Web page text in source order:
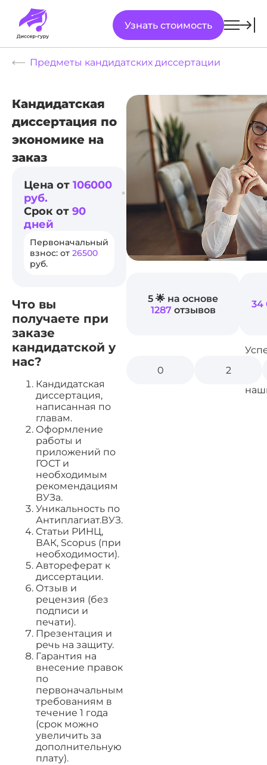
Узнать стоимость
Предметы кандидатских диссертации
Кандидатская
диссертация по
экономике на
заказ
Цена от 106000
руб.
Срок от 90
дней
Первоначальный
взнос: от 26500
руб.
Что вы
получаете при
заказе
кандидатской у
нас?
Кандидатская
диссертация,
написанная по
главам.
Оформление
работы и
приложений по
ГОСТ и
необходимым
рекомендациям
ВУЗа.
Уникальность по
Антиплагиат.ВУЗ.
Статьи РИНЦ,
ВАК, Scopus (при
необходимости).
Автореферат к
диссертации.
Отзыв и
рецензия (без
подписи и
печати).
Презентация и
речь на защиту.
Гарантия на
внесение правок
по
первоначальным
требованиям в
течение 1 года
(срок можно
увеличить за
дополнительную
плату).
5 🌟 на основе
1287отзывов 34
2
0